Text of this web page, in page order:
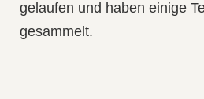
gelaufen und haben einige
gesammelt.